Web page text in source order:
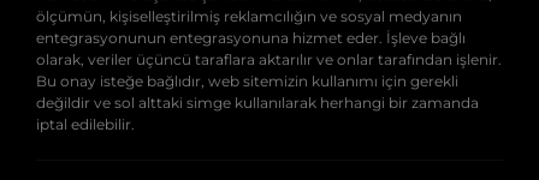
E-Posta Adresi
info@teknotherm.com.tr
Adres
İDOSB İstanbul Deri Organize Sanayi
Anasayfa
Ürünlerimiz
Sektörlerimiz
ölçümün, kişiselleştirilmiş reklamcılığın ve sosyal medyanın
entegrasyonunun entegrasyonuna hizmet eder. İşleve bağlı
olarak, veriler üçüncü taraflara aktarılır ve onlar tarafından işlenir.
Bu onay isteğe bağlıdır, web sitemizin kullanımı için gerekli
değildir ve sol alttaki simge kullanılarak herhangi bir zamanda
iptal edilebilir.